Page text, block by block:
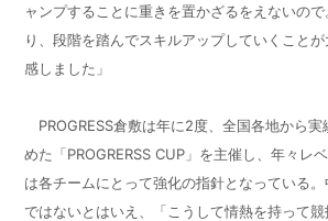
ャンプすることに重きを置かざるをえないの
り、段階を踏んでスキルアップしていくこと
感しました」
PROGRESS倉敷は年に2度、全国各地から
めた「PROGRERSS CUP 」を主催し、年々レ
は各チームにとって強化の指針となっている
ではないとはいえ、「こうして情熱を持って